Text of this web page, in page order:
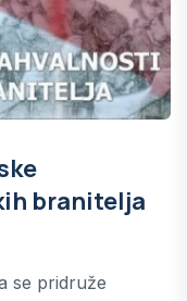
branitelja
se pridruže